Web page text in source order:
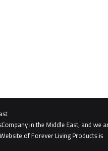
in the Middle East, and we
of Forever Living Products is